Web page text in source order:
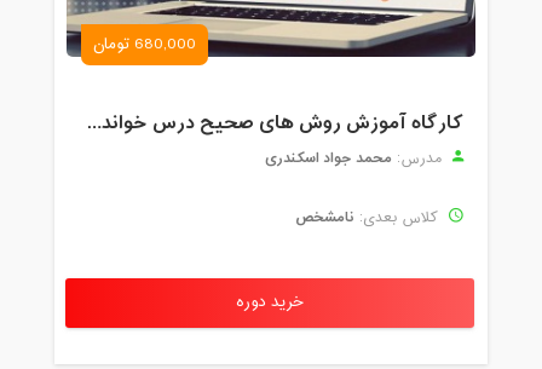
680,000 تومان
کارگاه آموزش روش های صحیح درس خواندن همراه با یادگیری بدون فراموشی
مدرس: محمد جواد اسکندری
کلاس بعدی: نامشخص
خرید دوره